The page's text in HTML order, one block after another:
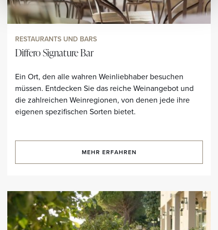
RESTAURANTS UND BARS
Differo Signature Bar
Ein Ort, den alle wahren Weinliebhaber besuchen
müssen. Entdecken Sie das reiche Weinangebot und
die zahlreichen Weinregionen, von denen jede ihre
eigenen spezifischen Sorten bietet.
MEHR ERFAHREN